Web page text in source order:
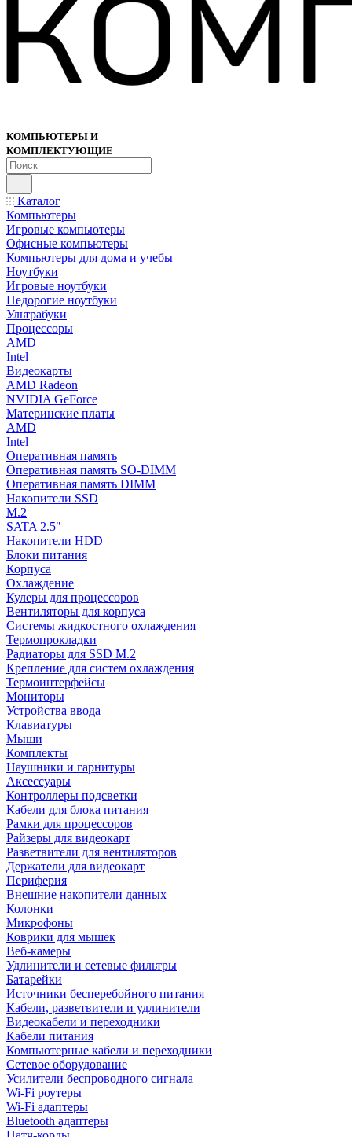
КОМПЬЮТЕРЫ И
КОМПЛЕКТУЮЩИЕ
Каталог
Компьютеры
Игровые компьютеры
Офисные компьютеры
Компьютеры для дома и учебы
Ноутбуки
Игровые ноутбуки
Недорогие ноутбуки
Ультрабуки
Процессоры
AMD
Intel
Видеокарты
AMD Radeon
NVIDIA GeForce
Материнские платы
AMD
Intel
Оперативная память
Оперативная память SO-DIMM
Оперативная память DIMM
Накопители SSD
M.2
SATA 2.5"
Накопители HDD
Блоки питания
Корпуса
Охлаждение
Кулеры для процессоров
Вентиляторы для корпуса
Системы жидкостного охлаждения
Термопрокладки
Радиаторы для SSD M.2
Крепление для систем охлаждения
Термоинтерфейсы
Мониторы
Устройства ввода
Клавиатуры
Мыши
Комплекты
Наушники и гарнитуры
Аксессуары
Контроллеры подсветки
Кабели для блока питания
Рамки для процессоров
Райзеры для видеокарт
Разветвители для вентиляторов
Держатели для видеокарт
Периферия
Внешние накопители данных
Колонки
Микрофоны
Коврики для мышек
Веб-камеры
Удлинители и сетевые фильтры
Батарейки
Источники бесперебойного питания
Кабели, разветвители и удлинители
Видеокабели и переходники
Кабели питания
Компьютерные кабели и переходники
Сетевое оборудование
Усилители беспроводного сигнала
Wi-Fi роутеры
Wi-Fi адаптеры
Bluetooth адаптеры